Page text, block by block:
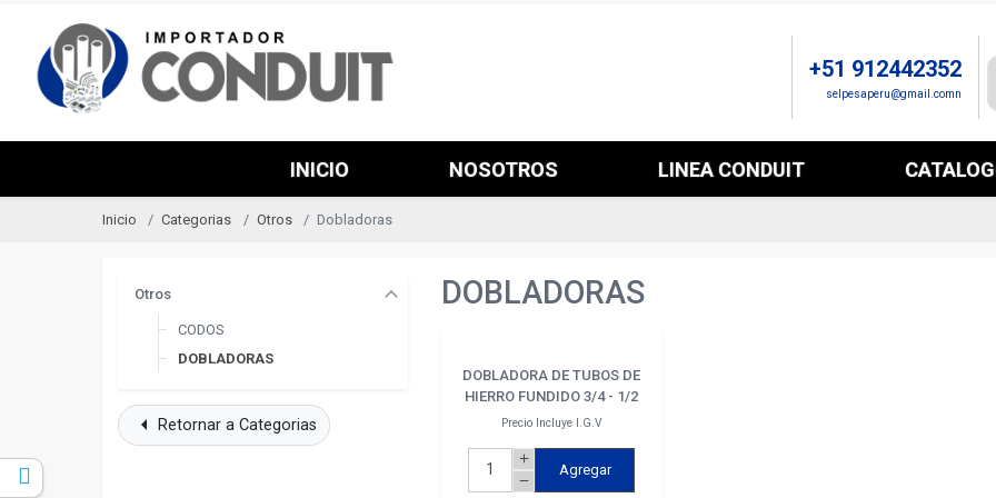
+51 912442352
selpesaperu@gmail.comn
INICIO NOSOTROS LINEA CONDUIT
Inicio Categorias Otros Dobladoras
Otros
CODOS
DOBLADORAS
arrow_leftRetornar a Categorias
DOBLADORAS
DOBLADORA DE TUBOS DE
HIERRO FUNDIDO 3/4 - 1/2
Precio Incluye I.G.V
add
remove
Agregar